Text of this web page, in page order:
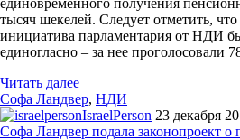
тысяч шекелей. Следует отметить, что
инициатива парламентария от НДИ
единогласно – за нее проголосовали
Читать далее
Софа Ландвер, НДИ
IsraelPerson 23 декабря
Софа Ландвер подала законопроект